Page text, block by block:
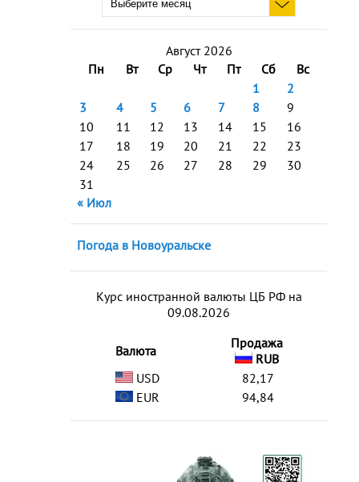
Август 2026
Пн
Вт Ср Чт Пт Сб
Вс
1
2
3
4 5 6 7 8
9
10
11 12 13 14 15
16
17
18 19 20 21 22
23
24
25 26 27 28 29
30
31
« Июл
Погода в Новоуральске
Курс иностранной валюты ЦБ РФ на
09.08.2026
Валюта
Продажа
RUB
USD
82,17
EUR
94,84